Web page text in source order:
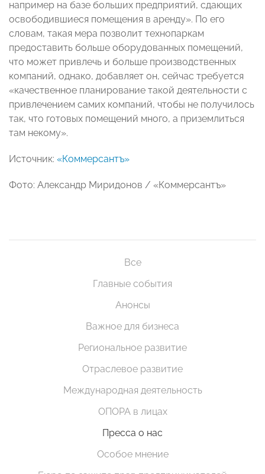
например на базе больших предприятий, сдающих
освободившиеся помещения в аренду». По его
словам, такая мера позволит технопаркам
предоставить больше оборудованных помещений,
что может привлечь и больше производственных
компаний, однако, добавляет он, сейчас требуется
«качественное планирование такой деятельности с
привлечением самих компаний, чтобы не получилось
так, что готовых помещений много, а приземлиться
там некому».
Источник: «Коммерсантъ»
Фото: Александр Миридонов / «Коммерсантъ»
Все
Главные события
Анонсы
Важное для бизнеса
Региональное развитие
Отраслевое развитие
Международная деятельность
ОПОРА в лицах
Пресса о нас
Особое мнение